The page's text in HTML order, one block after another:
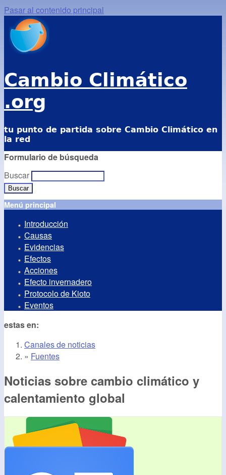
Pasar al contenido principal
Cambio Climático
.org
tu punto de partida sobre Cambio Climático en
la red
Formulario de búsqueda
Buscar
Menú principal
Introducción
Causas
Evidencias
Efectos
Acciones
Efecto invernadero
Protocolo de Kioto
Eventos
estas en:
Canales de noticias
» Fuentes
Noticias sobre cambio climático y
calentamiento global